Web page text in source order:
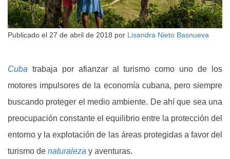
Publicado el 27 de abril de 2018 por Lisandra Nieto Basnueva
Cuba trabaja por afianzar al turismo como uno de los
motores impulsores de la economía cubana, pero siempre
buscando proteger el medio ambiente. De ahí que sea una
preocupación constante el equilibrio entre la protección del
entorno y la explotación de las áreas protegidas a favor del
turismo de naturaleza y aventuras.